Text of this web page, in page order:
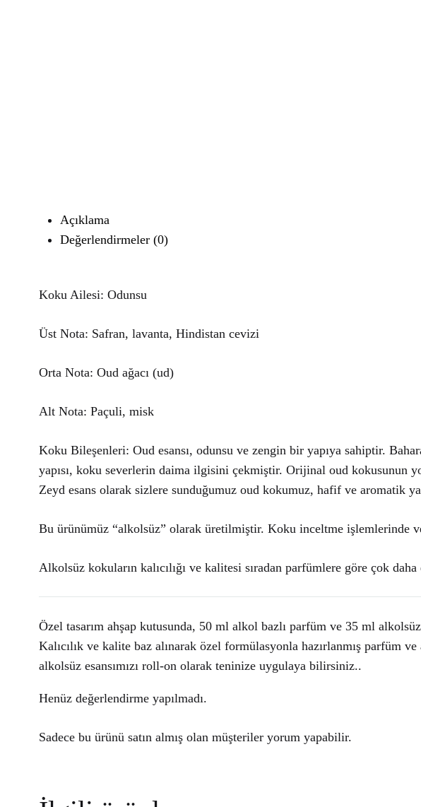
Açıklama
Değerlendirmeler (0)
Koku Ailesi: Odunsu
Üst Nota: Safran, lavanta, Hindistan cevizi
Orta Nota: Oud ağacı (ud)
Alt Nota: Paçuli, misk
Koku Bileşenleri: Oud esansı, odunsu ve zengin bir yapıya sahiptir.
yapısı, koku severlerin daima ilgisini çekmiştir. Orijinal oud kokusunun
Zeyd esans olarak sizlere sunduğumuz oud kokumuz, hafif ve aromatik
Bu ürünümüz “alkolsüz” olarak üretilmiştir. Koku inceltme işlemlerinde
Alkolsüz kokuların kalıcılığı ve kalitesi sıradan parfümlere göre çok daha
Özel tasarım ahşap kutusunda, 50 ml alkol bazlı parfüm ve 35 ml
Kalıcılık ve kalite baz alınarak özel formülasyonla hazırlanmış parfüm
alkolsüz esansımızı roll-on olarak teninize uygulaya bilirsiniz..
Henüz değerlendirme yapılmadı.
Sadece bu ürünü satın almış olan müşteriler yorum yapabilir.